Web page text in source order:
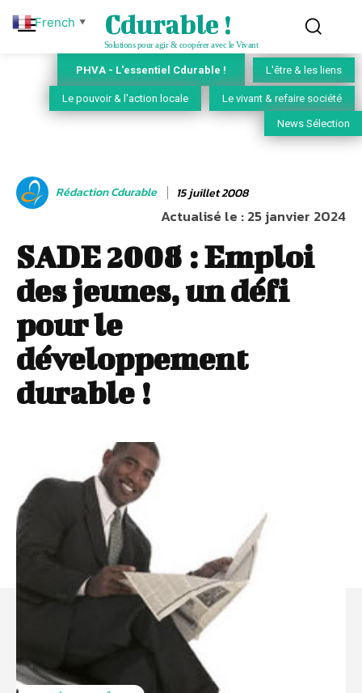
Cdurable !
Solutions pour agir & coopérer avec le Vivant
PHVA - L'essentiel Cdurable ! L'être & les liens
Le pouvoir & l'action locale Le vivant & refaire société
News Sélection
Rédaction Cdurable 15 juillet 2008
Actualisé le :25 janvier 2024
SADE 2008 : Emploi
des jeunes, un défi
pour le
développement
durable !
French ▼